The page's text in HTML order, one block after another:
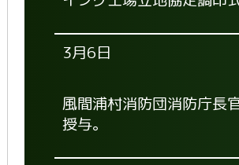
3月6日
風間浦村消防団消防庁長
授与。